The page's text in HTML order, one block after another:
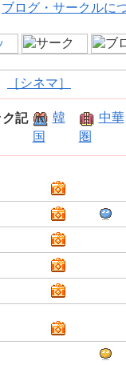
ブログ・サークルに
［シネマ］
記
韓
国
中華
圏